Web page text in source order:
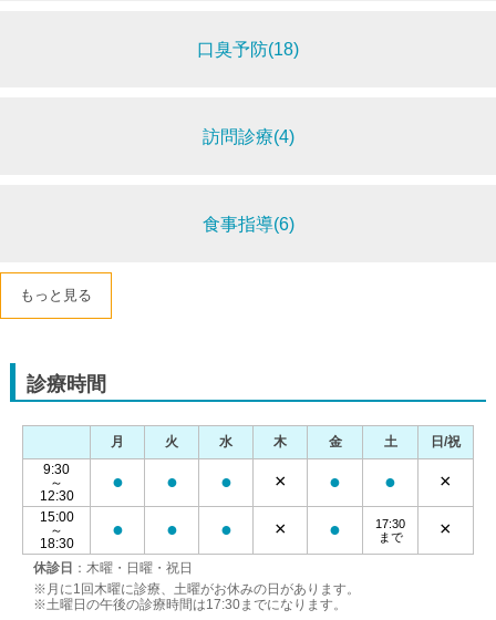
口臭予防(18)
訪問診療(4)
食事指導(6)
もっと見る
診療時間
休診日 ：木曜・日曜・祝日
※月に1回木曜に診療、土曜がお休みの日があります。
※土曜日の午後の診療時間は17:30までになります。
月 火 水 木 金 土
日/祝
9:30
～
12:30
● ● ● × ● ● ×
15:00
～
18:30
● ● ● × ●
17:30
まで
×